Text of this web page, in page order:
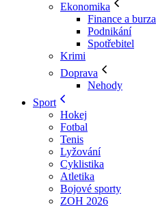
Ekonomika
Finance a burza
Podnikání
Spotřebitel
Krimi
Doprava
Nehody
Sport
Hokej
Fotbal
Tenis
Lyžování
Cyklistika
Atletika
Bojové sporty
ZOH 2026